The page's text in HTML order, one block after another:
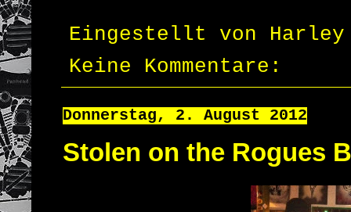
Eingestellt von
Keine Kommentare:
Donnerstag, 2. August 2012
Stolen on the Rogues